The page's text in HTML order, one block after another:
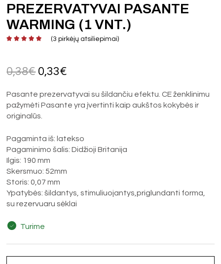
PREZERVATYVAI PASANTE
WARMING (1 VNT.)
(3 pirkėjų atsiliepimai)
0,38€ 0,33€
Pasante prezervatyvai su šildančiu efektu. CE ženklinimu
pažymėti Pasante yra įvertinti kaip aukštos kokybės ir
originalūs.
Pagaminta iš: latekso
Pagaminimo šalis: Didžioji Britanija
Ilgis: 190 mm
Skersmuo: 52mm
Storis: 0,07 mm
Ypatybės: šildantys, stimuliuojantys,priglundanti forma,
su rezervuaru sėklai
Turime